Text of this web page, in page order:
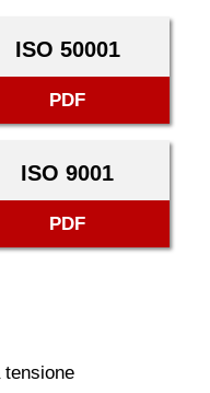
ISO 50001
PDF
ISO 9001
PDF